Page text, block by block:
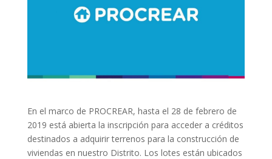
En el marco de PROCREAR, hasta el 28 de febrero de
2019 está abierta la inscripción para acceder a créditos
destinados a adquirir terrenos para la construcción de
viviendas en nuestro Distrito. Los lotes están ubicados